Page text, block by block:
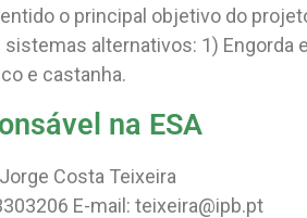
o principal objetivo do
sistemas alternativos: 1)
e castanha.
na ESA
Costa Teixeira
E-mail: teixeira@ipb.pt